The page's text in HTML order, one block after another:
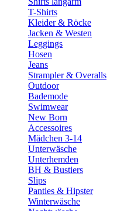
T-Shirts
Kleider & Röcke
Jacken & Westen
Leggings
Hosen
Jeans
Strampler & Overalls
Outdoor
Bademode
Swimwear
New Born
Accessoires
Mädchen 3-14
Unterwäsche
Unterhemden
BH & Bustiers
Slips
Panties & Hipster
Winterwäsche